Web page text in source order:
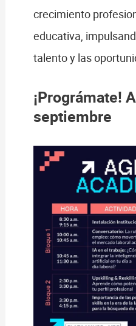
crecimiento
educativa,
talento y las
¡Prográmate!
septiembre